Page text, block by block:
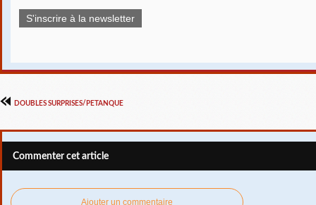
S'inscrire à la newsletter
DOUBLES SURPRISES/PETANQUE
Commenter cet article
Ajouter un commentaire